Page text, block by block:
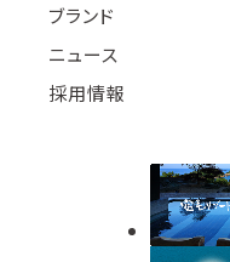
ブランド
ニュース
採用情報